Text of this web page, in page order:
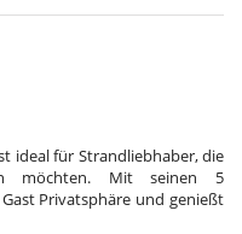
ideal für Strandliebhaber, die
möchten. Mit seinen 5
Privatsphäre und genießt